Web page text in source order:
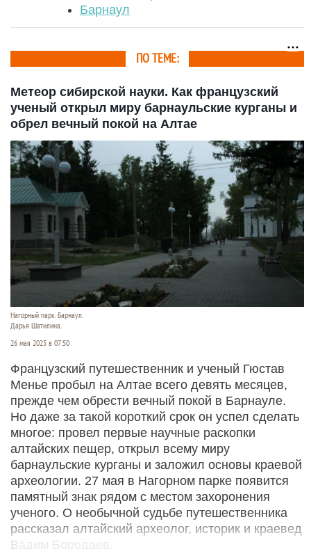
Барнаул
ПО ТЕМЕ:
Метеор сибирской науки. Как французский
ученый открыл миру барнаульские курганы и
обрел вечный покой на Алтае
Нагорный парк. Барнаул.
Дарья Шатилина.
26 мая 2025 в 07:50
Французский путешественник и ученый Гюстав
Менье пробыл на Алтае всего девять месяцев,
прежде чем обрести вечный покой в Барнауле.
Но даже за такой короткий срок он успел сделать
многое: провел первые научные раскопки
алтайских пещер, открыл всему миру
барнаульские курганы и заложил основы краевой
археологии. 27 мая в Нагорном парке появится
памятный знак рядом с местом захоронения
ученого. О необычной судьбе путешественника
рассказал алтайский археолог, историк и краевед
Вадим Бородаев.